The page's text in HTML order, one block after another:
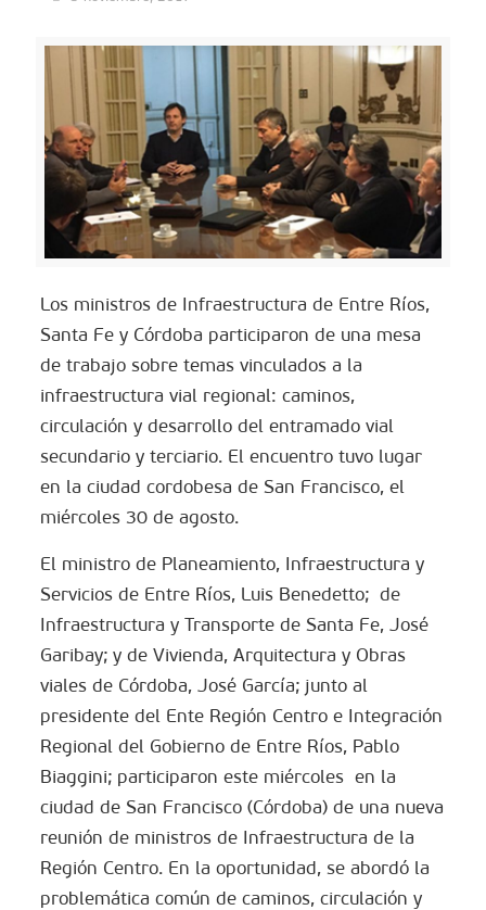
Los ministros de Infraestructura de Entre Ríos,
Santa Fe y Córdoba participaron de una mesa
de trabajo sobre temas vinculados a la
infraestructura vial regional: caminos,
circulación y desarrollo del entramado vial
secundario y terciario. El encuentro tuvo lugar
en la ciudad cordobesa de San Francisco, el
miércoles 30 de agosto.
El ministro de Planeamiento, Infraestructura y
Servicios de Entre Ríos, Luis Benedetto; de
Infraestructura y Transporte de Santa Fe, José
Garibay; y de Vivienda, Arquitectura y Obras
viales de Córdoba, José García; junto al
presidente del Ente Región Centro e Integración
Regional del Gobierno de Entre Ríos, Pablo
Biaggini; participaron este miércoles en la
ciudad de San Francisco (Córdoba) de una nueva
reunión de ministros de Infraestructura de la
Región Centro. En la oportunidad, se abordó la
problemática común de caminos, circulación y